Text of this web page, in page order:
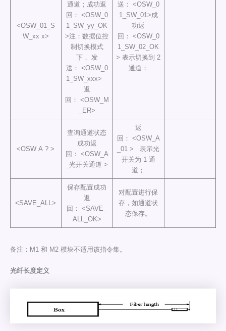
<OSW_01_S
W_xx x>
通道；成功返
回： <OSW_0
1_SW_yy_OK
>注：数据位控
制切换模式
下， 发
送： <OSW_0
1_SW_xxx>
返
回： <OSW_M
_ER>
送： <OSW_0
1_SW_01>成
功返
回： <OSW_0
1_SW_02_OK
> 表示切换到 2
通道；
<OSW A ? >
查询通道状态
成功返
回： <OSW_A
_光开关通道 >
返
回： <OSW_A
_01 > 表示光
开关为 1 通
道；
<SAVE_ALL>
保存配置成功
返
回： <SAVE_
ALL_OK>
对配置进行保
存，如通道状
态保存。
备注：M1 和 M2 模块不适用该指令集。
光纤长度定义